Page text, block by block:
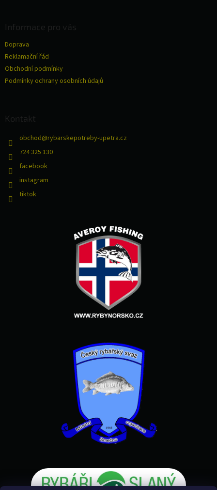
Informace pro vás
Doprava
Reklamační řád
Obchodní podmínky
Podmínky ochrany osobních údajů
Kontakt
obchod@rybarskepotreby-upetra.cz
724 325 130
facebook
instagram
tiktok